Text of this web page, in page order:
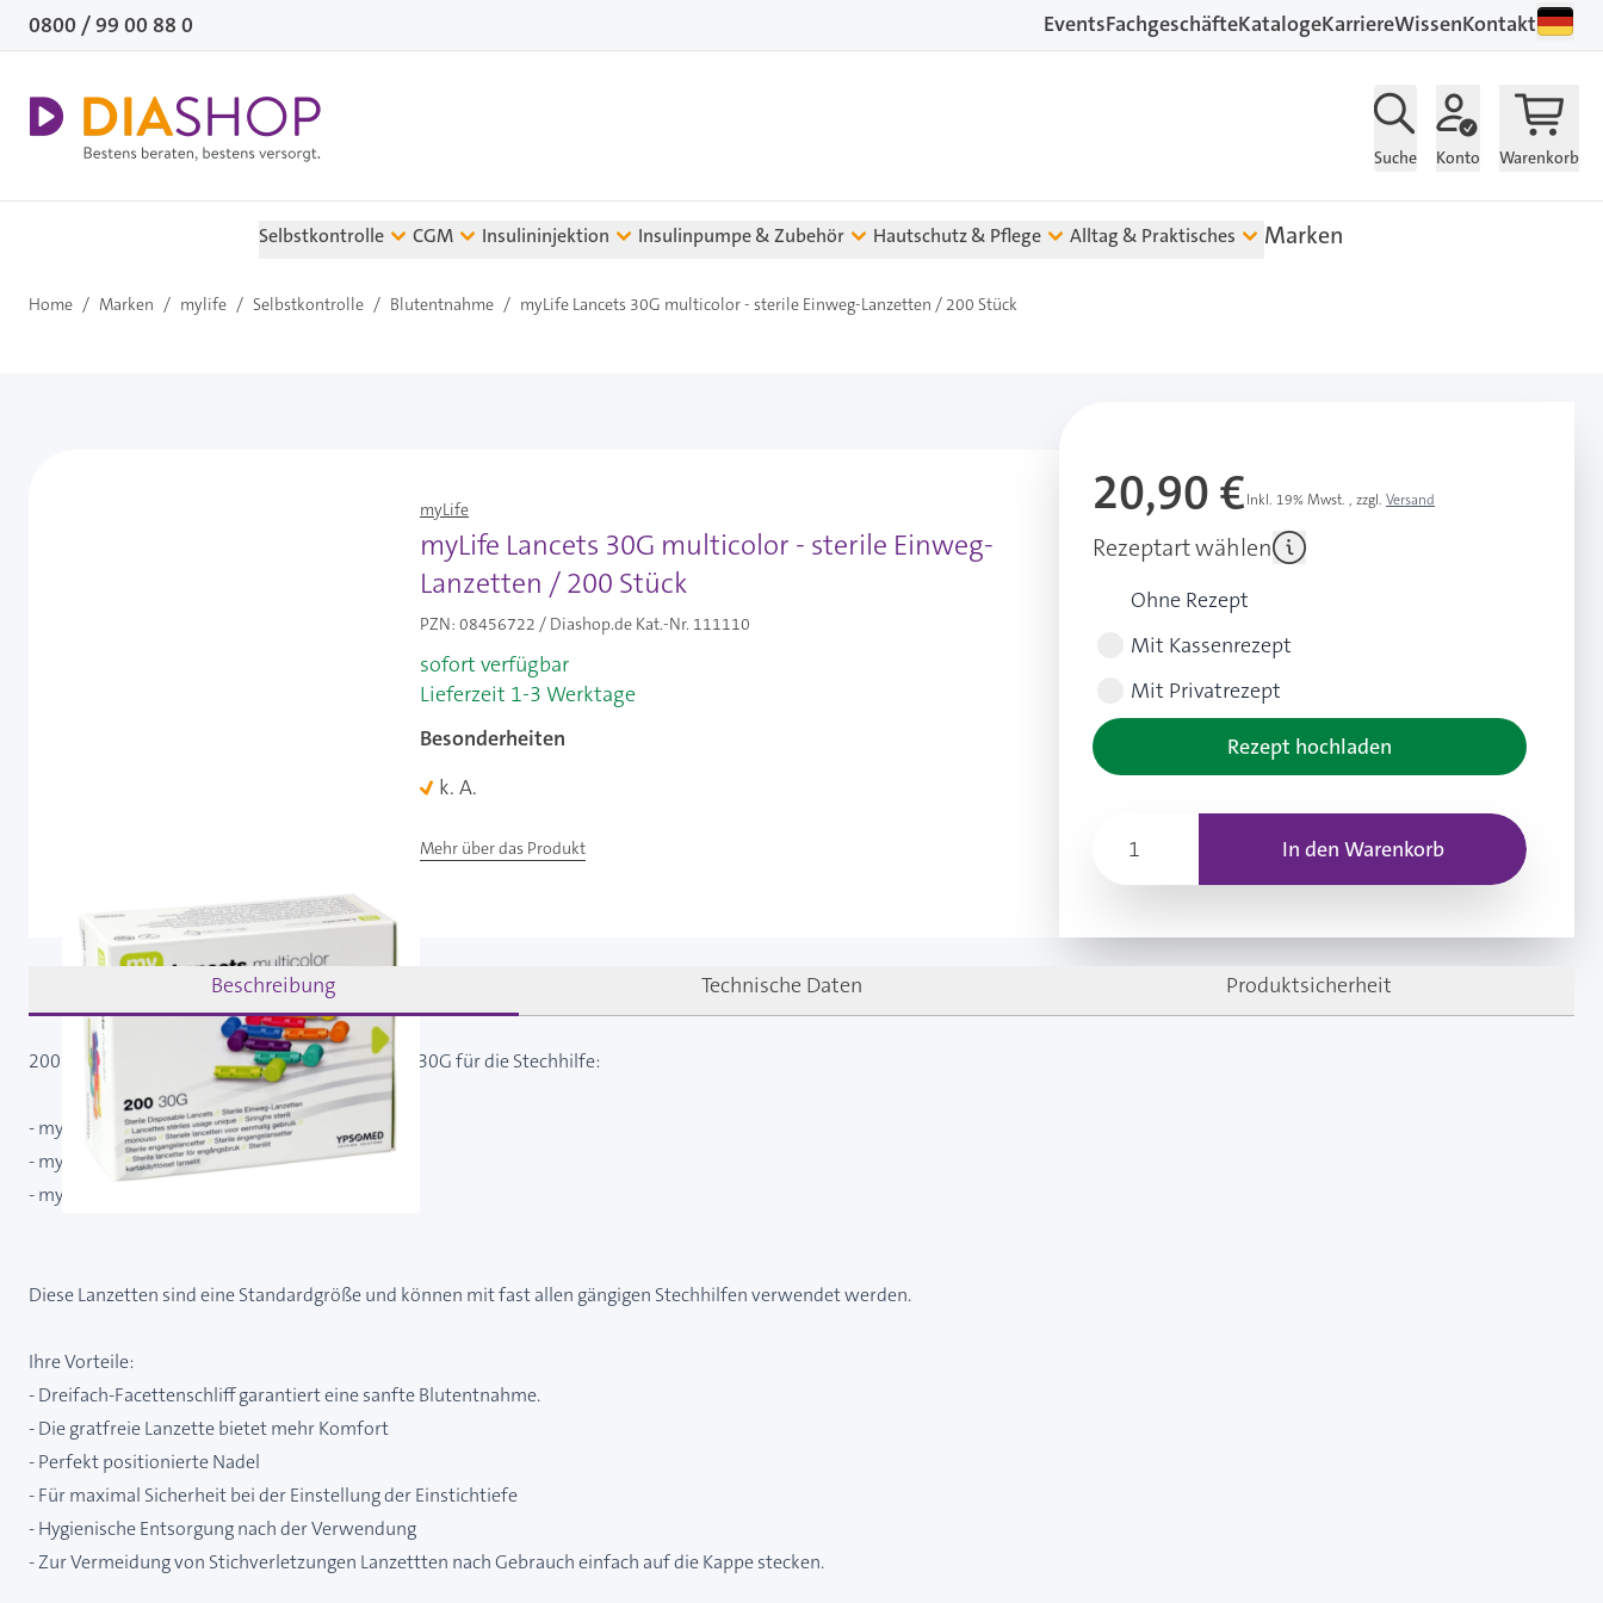
Direkt zum Inhalt
0800 / 99 00 88 0 EventsFachgeschäfteKatalogeKarriereWissenKontakt
Suche Konto Warenkorb
Selbstkontrolle CGM Insulininjektion Insulinpumpe & Zubehör Hautschutz & Pflege Alltag & Praktisches Marken
Home / Marken / mylife / Selbstkontrolle / Blutentnahme / myLife Lancets 30G multicolor - sterile Einweg-Lanzetten / 200 Stück
myLife
myLife Lancets 30G multicolor - sterile Einweg-
Lanzetten / 200 Stück
PZN: 08456722 / Diashop.de Kat.-Nr. 111110
sofort verfügbar
Lieferzeit 1-3 Werktage
Besonderheiten
k. A.
Mehr über das Produkt
20,90 €Inkl. 19% Mwst. , zzgl. Versand
Rezeptart wählen
Ohne Rezept
Mit Kassenrezept
Mit Privatrezept
Rezept hochladen
In den Warenkorb
Beschreibung Technische Daten Produktsicherheit
200 sterile Lanzetten myLife Lancets multicolor 30G für die Stechhilfe:
- myLife Pura
- myLife Softlance
- myLife AutoLance
Diese Lanzetten sind eine Standardgröße und können mit fast allen gängigen Stechhilfen verwendet werden.
Ihre Vorteile:
- Dreifach-Facettenschliff garantiert eine sanfte Blutentnahme.
- Die gratfreie Lanzette bietet mehr Komfort
- Perfekt positionierte Nadel
- Für maximal Sicherheit bei der Einstellung der Einstichtiefe
- Hygienische Entsorgung nach der Verwendung
- Zur Vermeidung von Stichverletzungen Lanzettten nach Gebrauch einfach auf die Kappe stecken.